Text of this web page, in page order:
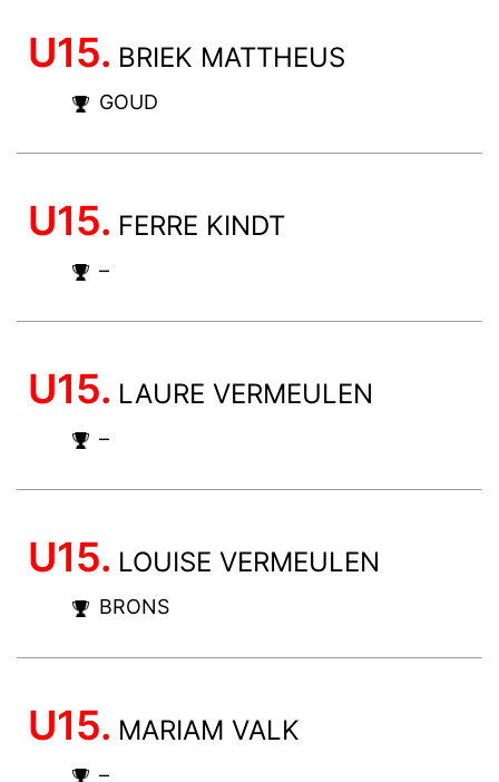
U15. BRIEK MATTHEUS
GOUD
U15. FERRE KINDT
–
U15. LAURE VERMEULEN
–
U15. LOUISE VERMEULEN
BRONS
U15. MARIAM VALK
–